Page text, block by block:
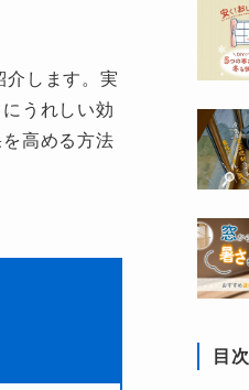
介します。実
うれしい効
高める方法
目次